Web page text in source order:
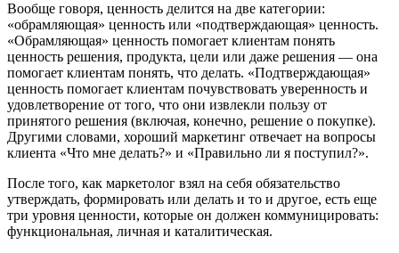
Вообще говоря, ценность делится на две категории:
«обрамляющая» ценность или «подтверждающая» ценность.
«Обрамляющая» ценность помогает клиентам понять
ценность решения, продукта, цели или даже решения — она
помогает клиентам понять, что делать. «Подтверждающая»
ценность помогает клиентам почувствовать уверенность и
удовлетворение от того, что они извлекли пользу от
принятого решения (включая, конечно, решение о покупке).
Другими словами, хороший маркетинг отвечает на вопросы
клиента «Что мне делать?» и «Правильно ли я поступил?».
После того, как маркетолог взял на себя обязательство
утверждать, формировать или делать и то и другое, есть еще
три уровня ценности, которые он должен коммуницировать:
функциональная, личная и каталитическая.